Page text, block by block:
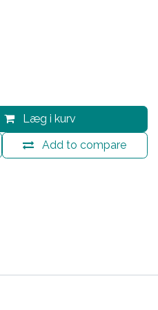
Læg i kurv
Add to compare